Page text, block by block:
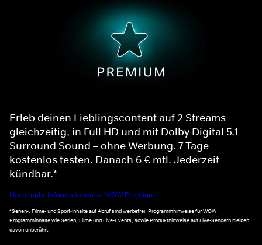
Erleb deinen Lieblingscontent auf 2 Streams
gleichzeitig, in Full HD und mit Dolby Digital 5.1
Surround Sound – ohne Werbung. 7 Tage
kostenlos testen. Danach 6 € mtl. Jederzeit
kündbar.*
Noch mehr Informationen zu WOW Premium
*Serien-, Filme- und Sport-Inhalte auf Abruf sind werbefrei. Programmhinweise für WOW
Programminhalte wie Serien, Filme und Live-Events, sowie Produkthinweise auf Live-Sendern bleiben
davon unberührt.